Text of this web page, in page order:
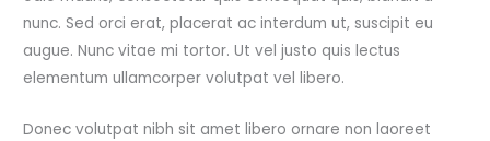
nunc. Sed orci erat, placerat ac interdum ut, suscipit eu
augue. Nunc vitae mi tortor. Ut vel justo quis lectus
elementum ullamcorper volutpat vel libero.
Donec volutpat nibh sit amet libero ornare non laoreet